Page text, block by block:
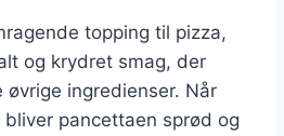
topping til pizza,
og krydret smag, der
øvrige ingredienser. Når
pancettaen sprød og